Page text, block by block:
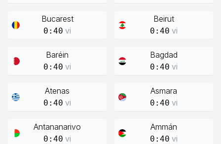
Bucarest
0:40 vi
Beirut
0:40 vi
Baréin
0:40 vi
Bagdad
0:40 vi
Atenas
0:40 vi
Asmara
0:40 vi
Antananarivo
0:40 vi
Ammán
0:40 vi